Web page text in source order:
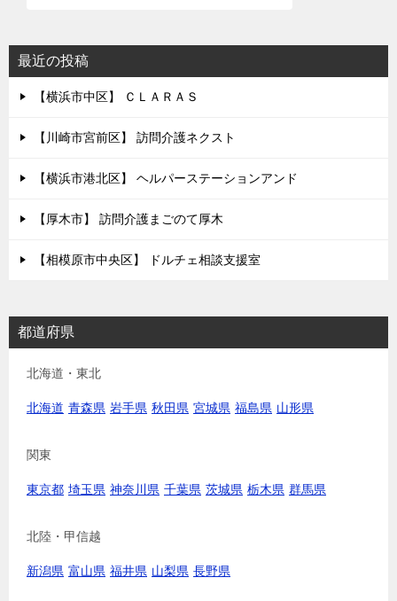
シ
ョ
最近の投稿
【横浜市中区】 ＣＬＡＲＡＳ
【川崎市宮前区】 訪問介護ネクスト
【横浜市港北区】 ヘルパーステーションアンド
【厚木市】 訪問介護まごのて厚木
【相模原市中央区】 ドルチェ相談支援室
都道府県
北海道・東北
北海道 青森県 岩手県 秋田県 宮城県 福島県 山形県
関東
東京都 埼玉県 神奈川県 千葉県 茨城県 栃木県 群馬県
北陸・甲信越
新潟県 富山県 福井県 山梨県 長野県